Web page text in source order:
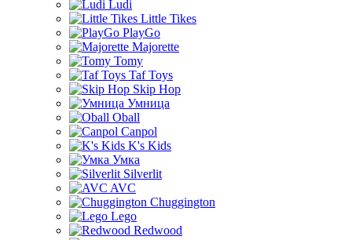
Ludi
Little Tikes
PlayGo
Majorette
Tomy
Taf Toys
Skip Hop
Умница
Oball
Canpol
K's Kids
Умка
Silverlit
AVC
Chuggington
Lego
Redwood